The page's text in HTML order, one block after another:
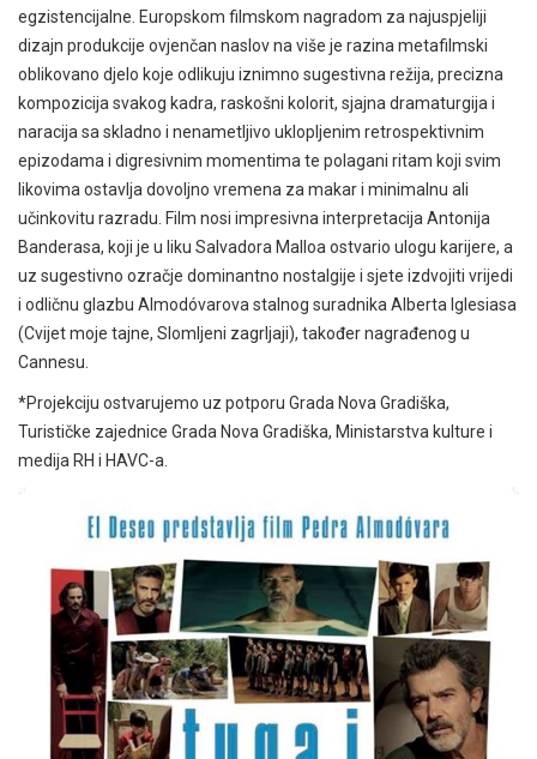
egzistencijalne. Europskom filmskom nagradom za najuspjeliji
dizajn produkcije ovjenčan naslov na više je razina metafilmski
oblikovano djelo koje odlikuju iznimno sugestivna režija, precizna
kompozicija svakog kadra, raskošni kolorit, sjajna dramaturgija i
naracija sa skladno i nenametljivo uklopljenim retrospektivnim
epizodama i digresivnim momentima te polagani ritam koji svim
likovima ostavlja dovoljno vremena za makar i minimalnu ali
učinkovitu razradu. Film nosi impresivna interpretacija Antonija
Banderasa, koji je u liku Salvadora Malloa ostvario ulogu karijere, a
uz sugestivno ozračje dominantno nostalgije i sjete izdvojiti vrijedi
i odličnu glazbu Almodóvarova stalnog suradnika Alberta Iglesiasa
(Cvijet moje tajne, Slomljeni zagrljaji), također nagrađenog u
Cannesu.
*Projekciju ostvarujemo uz potporu Grada Nova Gradiška,
Turističke zajednice Grada Nova Gradiška, Ministarstva kulture i
medija RH i HAVC-a.